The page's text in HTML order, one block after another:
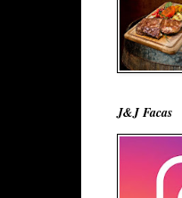
J&J Facas